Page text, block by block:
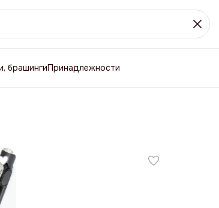
брашингиПринадлежности